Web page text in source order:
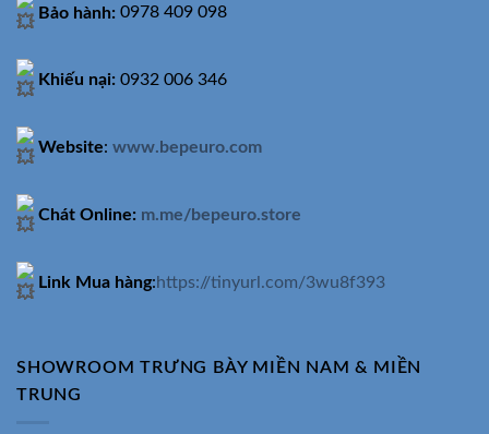
Bảo hành: 0978 409 098
Khiếu nại: 0932 006 346
Website: www.bepeuro.com
Chát Online: m.me/bepeuro.store
Link Mua hàng:https://tinyurl.com/3wu8f393
SHOWROOM TRƯNG BÀY MIỀN NAM & MIỀN
TRUNG